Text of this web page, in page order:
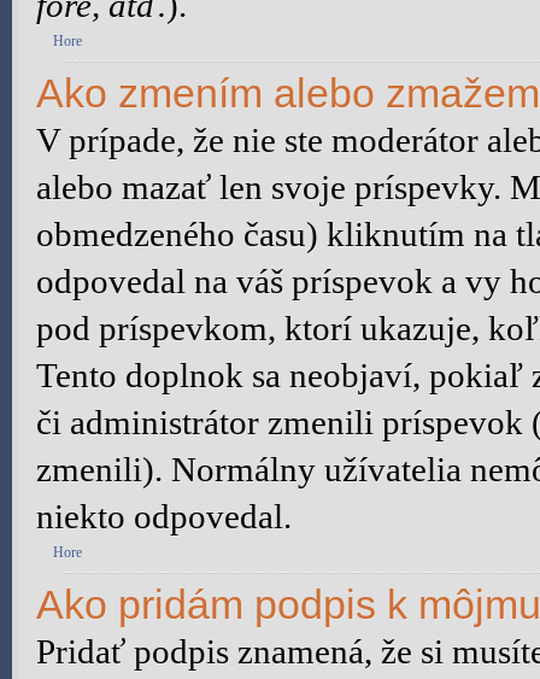
Hore
Ako zmením alebo
V prípade, že nie ste moderátor
alebo mazať len svoje príspevky.
obmedzeného času) kliknutím na
odpovedal na váš príspevok a vy
pod príspevkom, ktorí ukazuje,
Tento doplnok sa neobjaví, pokiaľ
či administrátor zmenili príspevok
zmenili). Normálny užívatelia
niekto odpovedal.
Hore
Ako pridám podpis k
Pridať podpis znamená, že si